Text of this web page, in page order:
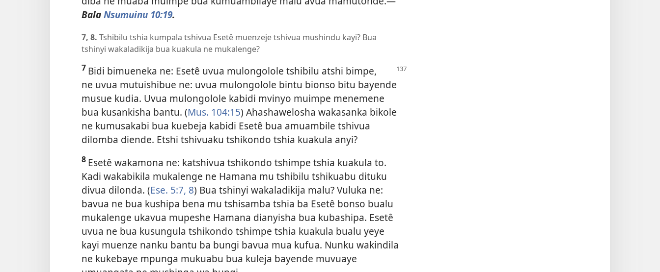
BalaNsumuinu 10:19.
7, 8. Tshibilu tshia kumpala tshivua Esetê muenzeje tshivua mushindu kayi? Bua
tshinyi wakaladikija bua kuakula ne mukalenge?
7 Bidi bimueneka ne: Esetê uvua mulongolole tshibilu atshi bimpe,
ne uvua mutuishibue ne: uvua mulongolole bintu bionso bitu bayende
musue kudia. Uvua mulongolole kabidi mvinyo muimpe menemene
bua kusankisha bantu. (Mus. 104:15) Ahashawelosha wakasanka bikole
ne kumusakabi bua kuebeja kabidi Esetê bua amuambile tshivua
dilomba diende. Etshi tshivuaku tshikondo tshia kuakula anyi?
8 Esetê wakamona ne: katshivua tshikondo tshimpe tshia kuakula to.
Kadi wakabikila mukalenge ne Hamana mu tshibilu tshikuabu dituku
divua dilonda. (Ese. 5:7, 8) Bua tshinyi wakaladikija malu? Vuluka ne:
bavua ne bua kushipa bena mu tshisamba tshia ba Esetê bonso bualu
mukalenge ukavua mupeshe Hamana dianyisha bua kubashipa. Esetê
uvua ne bua kusungula tshikondo tshimpe tshia kuakula bualu yeye
kayi muenze nanku bantu ba bungi bavua mua kufua. Nunku wakindila
ne kukebaye mpunga mukuabu bua kuleja bayende muvuaye